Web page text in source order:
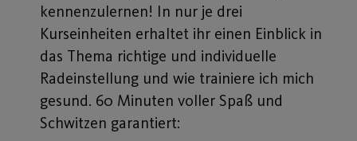
kennenzulernen! In nur je drei
Kurseinheiten erhaltet ihr einen Einblick in
das Thema richtige und individuelle
Radeinstellung und wie trainiere ich mich
gesund. 60 Minuten voller Spaß und
Schwitzen garantiert: